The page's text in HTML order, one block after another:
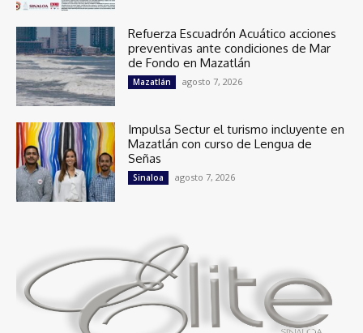
Refuerza Escuadrón Acuático acciones
preventivas ante condiciones de Mar
de Fondo en Mazatlán
Mazatlán agosto 7, 2026
Impulsa Sectur el turismo incluyente en
Mazatlán con curso de Lengua de
Señas
Sinaloa agosto 7, 2026